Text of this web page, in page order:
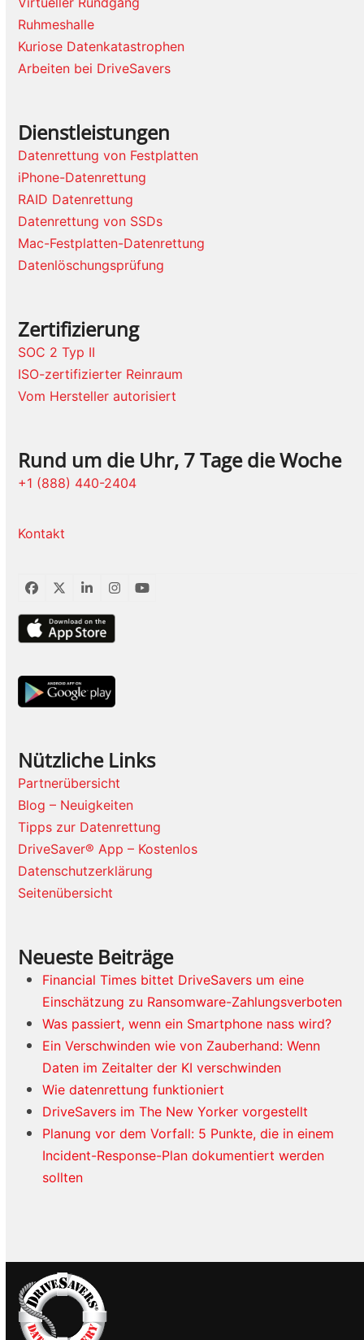
Ruhmeshalle
Kuriose Datenkatastrophen
Arbeiten bei DriveSavers
Dienstleistungen
Datenrettung von Festplatten
iPhone-Datenrettung
RAID Datenrettung
Datenrettung von SSDs
Mac-Festplatten-Datenrettung
Datenlöschungsprüfung
Zertifizierung
SOC 2 Typ II
ISO-zertifizierter Reinraum
Vom Hersteller autorisiert
Rund um die Uhr, 7 Tage die Woche
+1 (888) 440-2404
Kontakt
Facebook
TwitterLinkedInInstagram
YouTube
Nützliche Links
Partnerübersicht
Blog – Neuigkeiten
Tipps zur Datenrettung
DriveSaver® App – Kostenlos
Datenschutzerklärung
Seitenübersicht
Neueste Beiträge
Financial Times bittet DriveSavers um eine
Einschätzung zu Ransomware-Zahlungsverboten
Was passiert, wenn ein Smartphone nass wird?
Ein Verschwinden wie von Zauberhand: Wenn
Daten im Zeitalter der KI verschwinden
Wie datenrettung funktioniert
DriveSavers im The New Yorker vorgestellt
Planung vor dem Vorfall: 5 Punkte, die in einem
Incident-Response-Plan dokumentiert werden
sollten